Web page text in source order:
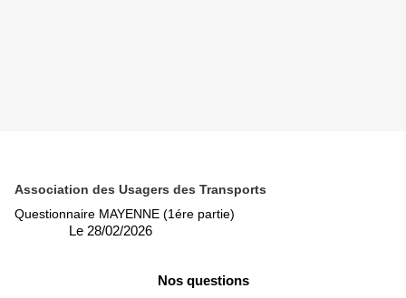
Association des Usagers des Transports
Questionnaire MAYENNE (1ére partie)
Le 28/02/2026
Nos questions